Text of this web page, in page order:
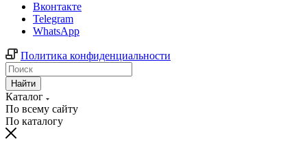
Вконтакте
Telegram
WhatsApp
Политика конфиденциальности
Найти
Каталог
По всему сайту
По каталогу